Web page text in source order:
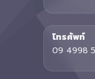
โทรศัพท์
09 4998